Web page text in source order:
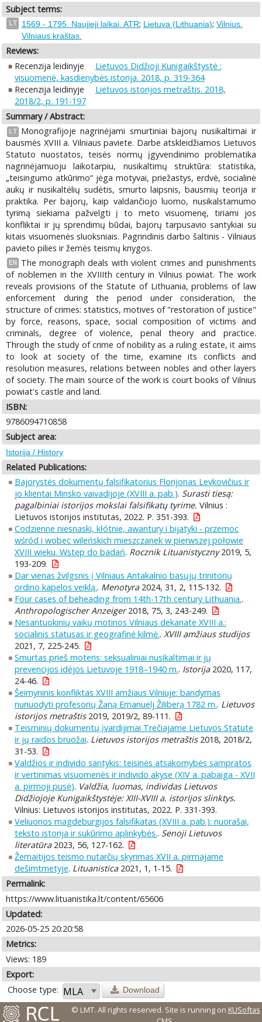
Subject terms:
LT 1569 - 1795. Naujieji laikai. ATR; Lietuva (Lithuania); Vilnius.
Vilniaus kraštas.
Reviews:
Recenzija leidinyje
Lietuvos Didžioji Kunigaikštystė :
visuomenė, kasdienybės istorija. 2018, p. 319-364
Recenzija leidinyje
Lietuvos istorijos metraštis. 2018,
2018/2, p. 191-197
Summary / Abstract:
LT
Monografijoje nagrinėjami smurtiniai bajorų nusikaltimai ir
bausmės XVIII a. Vilniaus paviete. Darbe atskleidžiamos Lietuvos
Statuto nuostatos, teisės normų įgyvendinimo problematika
nagrinėjamuoju laikotarpiu, nusikaltimų struktūra: statistika,
„teisingumo atkūrimo“ jėga motyvai, priežastys, erdvė, socialinė
aukų ir nusikaltėlių sudėtis, smurto laipsnis, bausmių teorija ir
praktika. Per bajorų, kaip valdančiojo luomo, nusikalstamumo
tyrimą siekiama pažvelgti į to meto visuomenę, tiriami jos
konfliktai ir jų sprendimų būdai, bajorų tarpusavio santykiai su
kitais visuomenės sluoksniais. Pagrindinis darbo šaltinis - Vilniaus
pavieto pilies ir žemės teismų knygos.
EN
The monograph deals with violent crimes and punishments
of noblemen in the XVIIIth century in Vilnius powiat. The work
reveals provisions of the Statute of Lithuania, problems of law
enforcement during the period under consideration, the
structure of crimes: statistics, motives of "restoration of justice"
by force, reasons, space, social composition of victims and
criminals, degree of violence, penal theory and practice.
Through the study of crime of nobility as a ruling estate, it aims
to look at society of the time, examine its conflicts and
resolution measures, relations between nobles and other layers
of society. The main source of the work is court books of Vilnius
powiat's castle and land.
ISBN:
9786094710858
Subject area:
Istorija / History
Related Publications:
Bajorystės dokumentų falsifikatorius Florijonas Levkovičius ir
jo klientai Minsko vaivadijoje (XVIII a. pab.). Surasti tiesą:
pagalbiniai istorijos mokslai falsifikatų tyrime. Vilnius :
Lietuvos istorijos institutas, 2022. P. 351-393.
Codzienne niesnaski, kłótnie, awantury i bijatyki - przemoc
wśród i wobec wileńskich mieszczanek w pierwszej połowie
XVIII wieku. Wstęp do badań. Rocznik Lituanistyczny2019, 5,
193-209.
Dar vienas žvilgsnis į Vilniaus Antakalnio basųjų trinitorių
ordino kapelos veiklą.. Menotyra2024, 31, 2, 115-132.
Four cases of beheading from 14th-17th century Lithuania..
Anthropologischer Anzeiger2018, 75, 3, 243-249.
Nesantuokinių vaikų motinos Vilniaus dekanate XVIII a.:
socialinis statusas ir geografinė kilmė.. XVIII amžiaus studijos
2021, 7, 225-245.
Smurtas prieš moteris: seksualiniai nusikaltimai ir jų
prevencijos idėjos Lietuvoje 1918–1940 m.. Istorija2020, 117,
24-46.
Šeimyninis konfliktas XVIII amžiaus Vilniuje: bandymas
nunuodyti profesorių Žaną Emanuelj Žiliberą 1782 m.. Lietuvos
istorijos metraštis2019, 2019/2, 89-111.
Teisminių dokumentų įvardijimai Trečiajame Lietuvos Statute
ir jų raidos bruožai. Lietuvos istorijos metraštis2018, 2018/2,
31-53.
Valdžios ir individo santykis: teisinės atsakomybės sampratos
ir vertinimas visuomenės ir individo akyse (XIV a. pabaiga - XVII
a. pirmoji pusė). Valdžia, luomas, individas Lietuvos
Didžiojoje Kunigaikštystėje: XIII-XVIII a. istorijos slinktys.
Vilnius: Lietuvos istorijos institutas, 2022. P. 331-393.
Veliuonos magdeburgijos falsifikatas (XVIII a. pab.): nuorašai,
teksto istorija ir sukūrimo aplinkybės.. Senoji Lietuvos
literatūra2023, 56, 127-162.
Žemaitijos teismo nutarčių skyrimas XVII a. pirmajame
dešimtmetyje. Lituanistica2021, 1, 1-15.
Permalink:
https://www.lituanistika.lt/content/65606
Updated:
2026-05-25 20:20:58
Metrics:
Views: 189
Export:
Choose type:
Download
© LMT. All rights reserved. Site is running on KUSoftas